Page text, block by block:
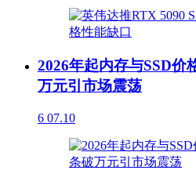
2026年起内存与SSD价
万元引市场震荡
6 07.10